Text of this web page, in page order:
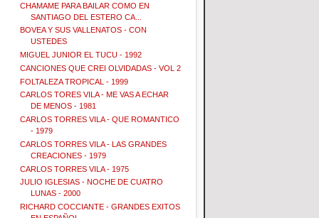
CHAMAME PARA BAILAR COMO EN
SANTIAGO DEL ESTERO CA...
BOVEA Y SUS VALLENATOS - CON
USTEDES
MIGUEL JUNIOR EL TUCU - 1992
CANCIONES QUE CREI OLVIDADAS - VOL 2
FOLTALEZA TROPICAL - 1999
CARLOS TORES VILA - ME VAS A ECHAR
DE MENOS - 1981
CARLOS TORRES VILA - QUE ROMANTICO
- 1979
CARLOS TORRES VILA - LAS GRANDES
CREACIONES - 1979
CARLOS TORRES VILA - 1975
JULIO IGLESIAS - NOCHE DE CUATRO
LUNAS - 2000
RICHARD COCCIANTE - GRANDES EXITOS